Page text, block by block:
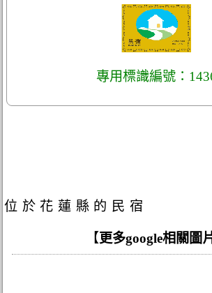
專用標識編號：
位於花蓮縣的民宿
【更多google相關圖